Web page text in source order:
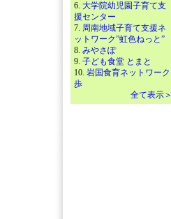
6. 大学院幼児園子育て支
援センター
7. 周南地域子育て支援ネ
ットワーク”虹色ねっと”
8. みやさぽ
9. 子ども食堂 とまと
10. 岩国食育ネットワーク
歩
全て表示＞